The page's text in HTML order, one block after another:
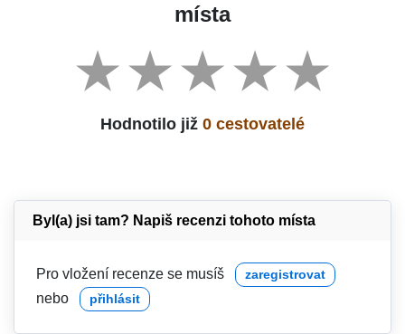
místa
Hodnotilo již 0 cestovatelé
Byl(a) jsi tam? Napiš recenzi tohoto místa
Pro vložení recenze se musíš zaregistrovat
nebo přihlásit